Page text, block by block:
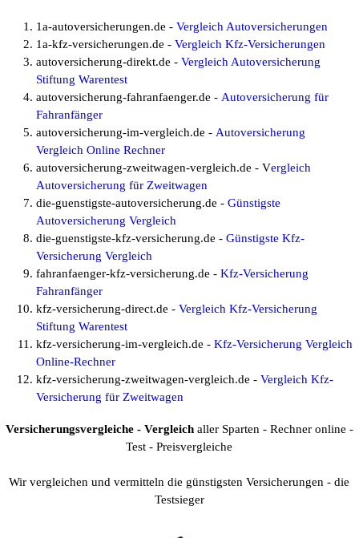
1a-autoversicherungen.de - Vergleich Autoversicherungen
1a-kfz-versicherungen.de - Vergleich Kfz-Versicherungen
autoversicherung-direkt.de - Vergleich Autoversicherung
Stiftung Warentest
autoversicherung-fahranfaenger.de - Autoversicherung für
Fahranfänger
autoversicherung-im-vergleich.de - Autoversicherung
Vergleich Online Rechner
autoversicherung-zweitwagen-vergleich.de - Vergleich
Autoversicherung für Zweitwagen
die-guenstigste-autoversicherung.de - Günstigste
Autoversicherung Vergleich
die-guenstigste-kfz-versicherung.de - Günstigste Kfz-
Versicherung Vergleich
fahranfaenger-kfz-versicherung.de - Kfz-Versicherung
Fahranfänger
kfz-versicherung-direct.de - Vergleich Kfz-Versicherung
Stiftung Warentest
kfz-versicherung-im-vergleich.de - Kfz-Versicherung Vergleich
Online-Rechner
kfz-versicherung-zweitwagen-vergleich.de - Vergleich Kfz-
Versicherung für Zweitwagen
Versicherungsvergleiche - Vergleichaller Sparten - Rechner online -
Test - Preisvergleiche
Wir vergleichen und vermitteln die günstigsten Versicherungen - die
Testsieger